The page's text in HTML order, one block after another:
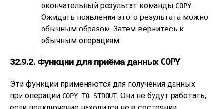
окончательный результат команды COPY.
Ожидать появления этого результата можно
обычным образом. Затем вернитесь к
обычным операциям.
32.9.2. Функции для приёма данныхCOPY
Эти функции применяются для получения данных
при операции COPY TO STDOUT. Они не будут работать,